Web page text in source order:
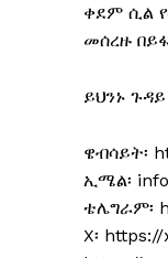
ቀደም ሲል
መሰረዙ
ይህንኑ
ዌብሳይት፡
ኢሜል፡
ቴሌግራም፡
X፡